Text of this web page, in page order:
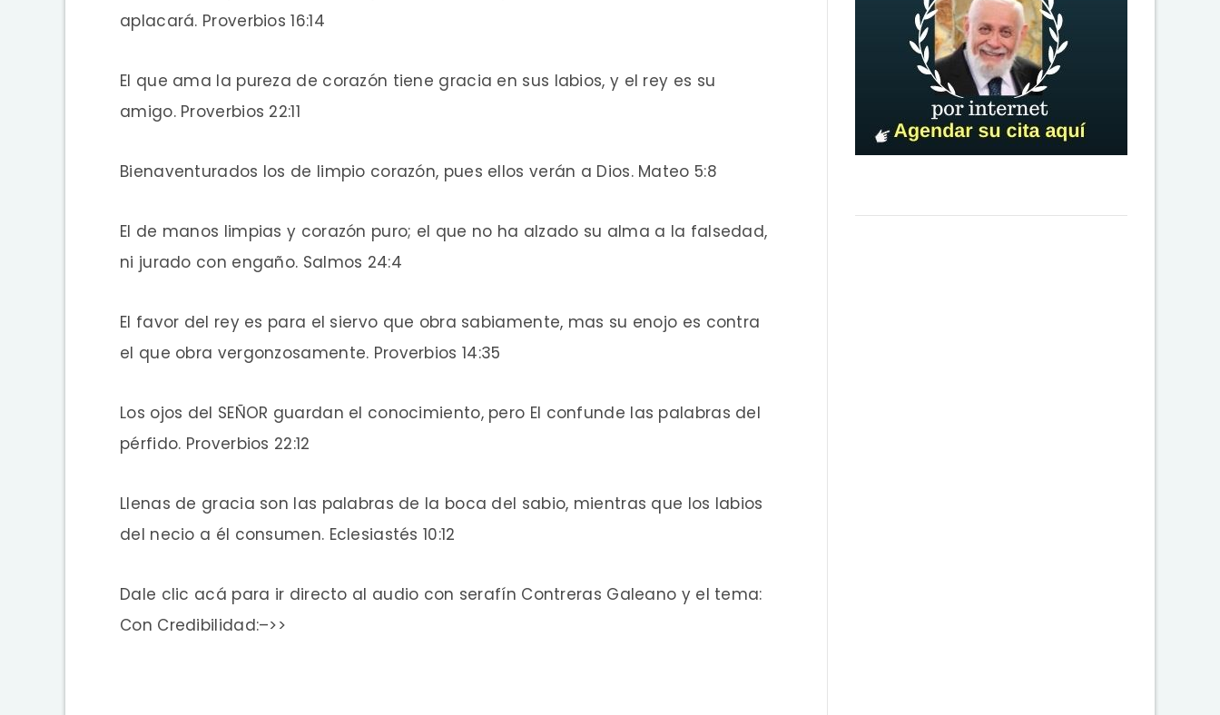
aplacará. Proverbios 16:14
El que ama la pureza de corazón tiene gracia en sus labios, y el rey es su
amigo. Proverbios 22:11
Bienaventurados los de limpio corazón, pues ellos verán a Dios. Mateo 5:8
El de manos limpias y corazón puro; el que no ha alzado su alma a la falsedad,
ni jurado con engaño. Salmos 24:4
El favor del rey es para el siervo que obra sabiamente, mas su enojo es contra
el que obra vergonzosamente. Proverbios 14:35
Los ojos del SEÑOR guardan el conocimiento, pero El confunde las palabras del
pérfido. Proverbios 22:12
Llenas de gracia son las palabras de la boca del sabio, mientras que los labios
del necio a él consumen. Eclesiastés 10:12
Dale clic acá para ir directo al audio con serafín Contreras Galeano y el tema:
Con Credibilidad:–>>